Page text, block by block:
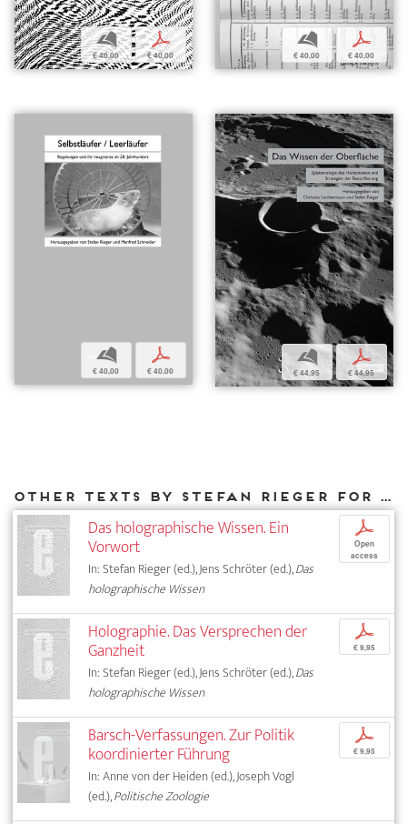
b
€ 40,00
p
€ 40,00
b
€ 40,00
p
€ 40,00
b
€ 40,00
p
€ 40,00
b
€ 44,95
p
€ 44,95
Other texts by Stefan Rieger for DIAPHANES
Das holographische Wissen. Ein
Vorwort
In: Stefan Rieger (ed.), Jens Schröter (ed.),Das
holographische Wissen
p
Open
access
Holographie. Das Versprechen der
Ganzheit
In: Stefan Rieger (ed.), Jens Schröter (ed.),Das
holographische Wissen
p
€ 9,95
Barsch-Verfassungen. Zur Politik
koordinierter Führung
In: Anne von der Heiden (ed.), Joseph Vogl
(ed.),Politische Zoologie
p
€ 9,95